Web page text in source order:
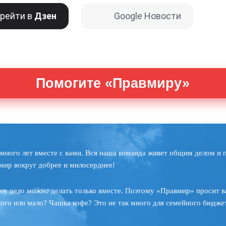
в Дзен Google Новости
Помогите «Правмиру»
лет вместе с вами. Вся наша команда живет общим делом и
вокруг добрее и милосерднее!
дело можно делать только вместе. Поэтому «Правмир» просит
или мало? Чашка кофе? Это не так много для семейного